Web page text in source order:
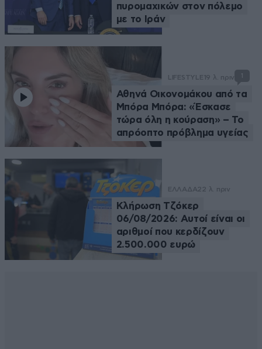
πυρομαχικών στον πόλεμο
με το Ιράν
LIFESTYLE 19 λ. πριν
Αθηνά Οικονομάκου από τα
Μπόρα Μπόρα: «Έσκασε
τώρα όλη η κούραση» – Το
απρόοπτο πρόβλημα υγείας
ΕΛΛΑΔΑ22 λ. πριν
Κλήρωση Τζόκερ
06/08/2026: Αυτοί είναι οι
αριθμοί που κερδίζουν
2.500.000 ευρώ